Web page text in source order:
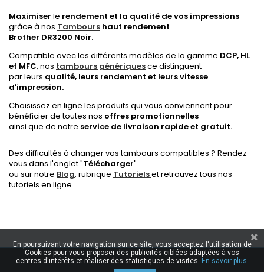
Maximiser le rendement et la qualité de vos impressions
grâce à nos Tambours haut rendement
Brother DR3200 Noir.
Compatible avec les différents modèles de la gamme DCP, HL
et MFC, nos tambours génériquesce distinguent
par leurs qualité, leurs rendement et leurs vitesse
d'impression.
Choisissez en ligne les produits qui vous conviennent pour
bénéficier de toutes nos offres promotionnelles
ainsi que de notre service de livraison rapide et gratuit.
Des difficultés à changer vos tambours compatibles ? Rendez-
vous dans l'onglet "Télécharger"
ou sur notre Blog, rubrique Tutorielset retrouvez tous nos
tutoriels en ligne.
En poursuivant votre navigation sur ce site, vous acceptez l'utilisation de
Cookies pour vous proposer des publicités ciblées adaptées à vos
centres d'intérêts et réaliser des statistiques de visites. En savoir plus.